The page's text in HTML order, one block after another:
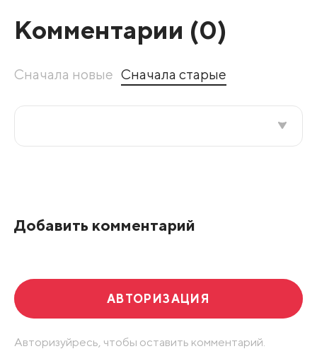
Комментарии (0)
Сначала новые Сначала старые
Добавить комментарий
АВТОРИЗАЦИЯ
Авторизуйресь, чтобы оставить комментарий.